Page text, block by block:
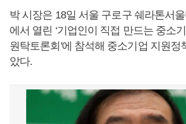
박 시장은 18일 서울 구로구 쉐라톤서
에서 열린 ‘기업인이 직접 만드는 중소
원탁토론회'에 참석해 중소기업 지원정
았다.